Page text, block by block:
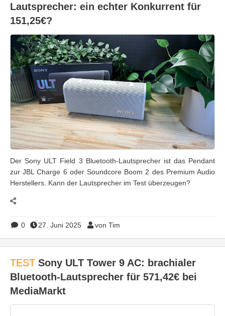
Lautsprecher: ein echter Konkurrent für
151,25€?
Der Sony ULT Field 3 Bluetooth-Lautsprecher ist das Pendant
zur JBL Charge 6 oder Soundcore Boom 2 des Premium Audio
Herstellers. Kann der Lautsprecher im Test überzeugen?
0 27. Juni 2025 von Tim
TEST Sony ULT Tower 9 AC: brachialer
Bluetooth-Lautsprecher für 571,42€ bei
MediaMarkt